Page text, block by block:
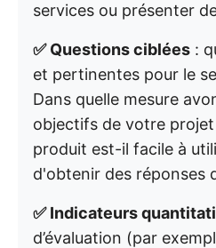
services ou présenter
✅ Questions ciblées :
et pertinentes pour le
Dans quelle mesure
objectifs de votre
produit est-il facile à
d'obtenir des réponses
✅ Indicateurs
d’évaluation (par